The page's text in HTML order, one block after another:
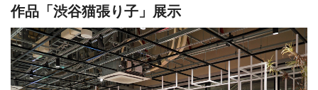
作品「渋谷猫張り子」展示